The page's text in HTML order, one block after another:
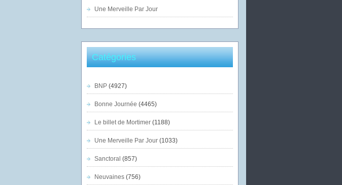
Une Merveille Par Jour
Catégories
BNP(4927)
Bonne Journée (4465)
Le billet de Mortimer(1188)
Une Merveille Par Jour(1033)
Sanctoral (857)
Neuvaines(756)